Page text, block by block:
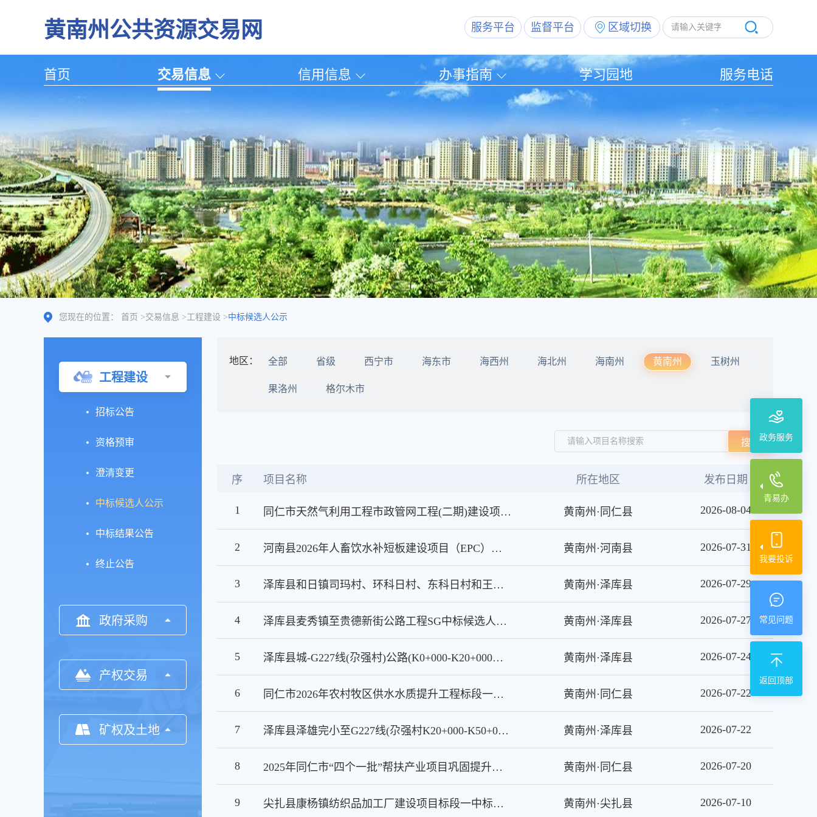
黄南州公共资源交易网 服务平台 监督平台 区域切换
首页 交易信息 信用信息 办事指南 学习园地 服务电话
政务服务
青易办
我要投诉
常见问题
返回顶部
您现在的位置： 首页 >交易信息 >工程建设 >中标候选人公示
工程建设
招标公告
资格预审
澄清变更
中标候选人公示
中标结果公告
终止公告
政府采购
产权交易
矿权及土地
地区： 全部 省级 西宁市 海东市 海西州 海北州 海南州 黄南州 玉树州
果洛州 格尔木市
请输入项目名称搜索 搜索
序 项目名称 所在地区 发布日期
1 同仁市天然气利用工程市政管网工程(二期)建设项目--标段二标段一中标候选人公示 黄南州·同仁县 2026-08-04
2 河南县2026年人畜饮水补短板建设项目（EPC）标段一中标候选人公示 黄南州·河南县 2026-07-31
3 泽库县和日镇司玛村、环科日村、东科日村和王家乡团结村四个建制村联通公路标段一中标候选人公示 黄南州·泽库县 2026-07-29
4 泽库县麦秀镇至贵德新街公路工程SG中标候选人公示 黄南州·泽库县 2026-07-27
5 泽库县城-G227线(尕强村)公路(K0+000-K20+000段)工程标段一中标候选人公示 黄南州·泽库县 2026-07-24
6 同仁市2026年农村牧区供水水质提升工程标段一中标候选人公示 黄南州·同仁县 2026-07-22
7 泽库县泽雄完小至G227线(尕强村K20+000-K50+000段)工程标段一中标候选人公示 黄南州·泽库县 2026-07-22
8 2025年同仁市“四个一批”帮扶产业项目巩固提升建设项目（设备购置）（二次）.中标候选人公示 黄南州·同仁县 2026-07-20
9 尖扎县康杨镇纺织品加工厂建设项目标段一中标候选人公示 黄南州·尖扎县 2026-07-10